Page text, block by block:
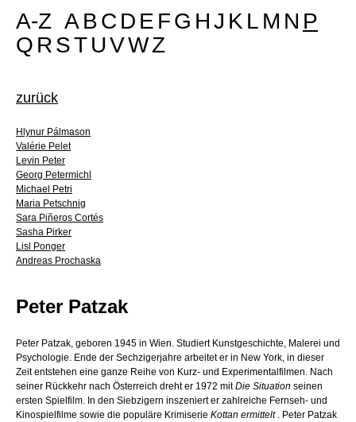
A-Z A BC D E FG HJ K L M N P
Q RSTUVWZ
zurück
Hlynur Pálmason
Valérie Pelet
Levin Peter
Georg Petermichl
Michael Petri
Maria Petschnig
Sara Piñeros Cortés
Sasha Pirker
Lisl Ponger
Andreas Prochaska
Peter Patzak
Peter Patzak, geboren 1945 in Wien. Studiert Kunstgeschichte, Malerei und
Psychologie. Ende der Sechzigerjahre arbeitet er in New York, in dieser
Zeit entstehen eine ganze Reihe von Kurz- und Experimentalfilmen. Nach
seiner Rückkehr nach Österreich dreht er 1972 mitDie Situation seinen
ersten Spielfilm. In den Siebzigern inszeniert er zahlreiche Fernseh- und
Kinospielfilme sowie die populäre Krimiserie Kottan ermittelt. Peter Patzak